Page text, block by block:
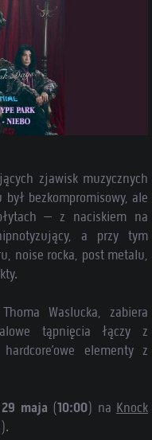
zjawisk muzycznych
bezkompromisowy, ale
– z naciskiem na
a przy tym
noise rocka, post metalu,
Waslucka, zabiera
tąpnięcia łączy z
elementy z
29 maja (10:00) na Knock